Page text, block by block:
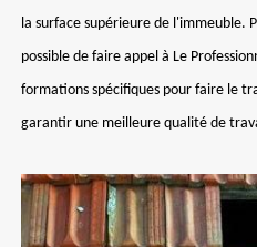
la surface supérieure de l'immeuble.
possible de faire appel à Le
formations spécifiques pour faire le
garantir une meilleure qualité de